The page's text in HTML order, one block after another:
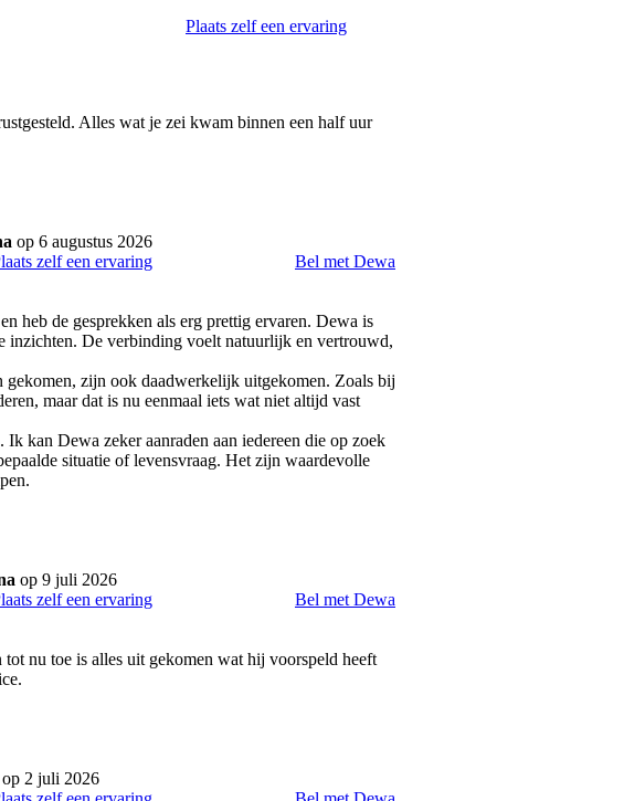
Plaats zelf een ervaring
Alles wat je zei kwam binnen een half uur
op 6 augustus 2026
zelf een ervaring
Bel met Dewa
heb de gesprekken als erg prettig ervaren. Dewa is
inzichten. De verbinding voelt natuurlijk en vertrouwd,
gekomen, zijn ook daadwerkelijk uitgekomen. Zoals bij
maar dat is nu eenmaal iets wat niet altijd vast
kan Dewa zeker aanraden aan iedereen die op zoek
situatie of levensvraag. Het zijn waardevolle
op 9 juli 2026
zelf een ervaring
Bel met Dewa
nu toe is alles uit gekomen wat hij voorspeld heeft
op 2 juli 2026